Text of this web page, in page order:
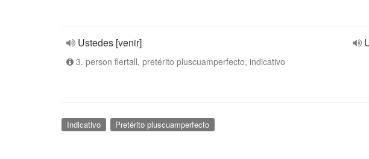
Ustedes [venir]
3. person flertall, pretérito pluscuamperfecto, indicativo
Indicativo Pretérito pluscuamperfecto